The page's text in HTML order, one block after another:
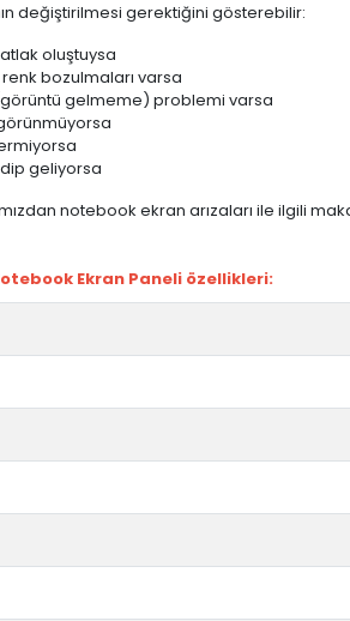
değiştirilmesi gerektiğini gösterebilir:
oluştuysa
bozulmaları varsa
gelmeme) problemi varsa
geliyorsa
notebook ekran arızaları ile ilgili
Ekran Paneli özellikleri: